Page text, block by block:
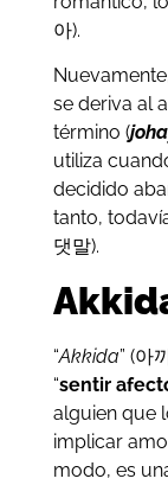
아).
se deriva al
término (
utiliza
decidido
tanto,
댓말).
“Akkida” (아
“sentir
alguien que
implicar
modo, es